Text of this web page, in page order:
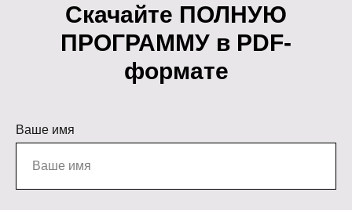
Скачайте ПОЛНУЮ
ПРОГРАММУ в PDF-
формате
Ваше имя